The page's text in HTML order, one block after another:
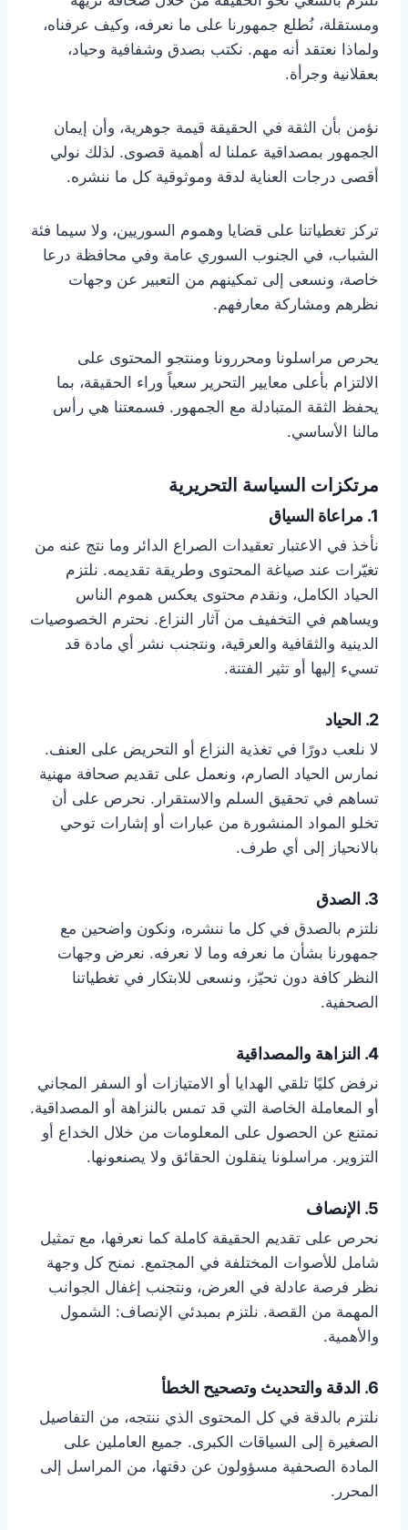
ومستقلة، نُطلع جمهورنا على ما نعرفه، وكيف عرفناه،
ولماذا نعتقد أنه مهم. نكتب بصدق وشفافية وحياد،
بعقلانية وجرأة.
نؤمن بأن الثقة في الحقيقة قيمة جوهرية، وأن إيمان
الجمهور بمصداقية عملنا له أهمية قصوى. لذلك نولي
أقصى درجات العناية لدقة وموثوقية كل ما ننشره.
تركز تغطياتنا على قضايا وهموم السوريين، ولا سيما فئة
الشباب، في الجنوب السوري عامة وفي محافظة درعا
خاصة، ونسعى إلى تمكينهم من التعبير عن وجهات
نظرهم ومشاركة معارفهم.
يحرص مراسلونا ومحررونا ومنتجو المحتوى على
الالتزام بأعلى معايير التحرير سعياً وراء الحقيقة، بما
يحفظ الثقة المتبادلة مع الجمهور. فسمعتنا هي رأس
مالنا الأساسي.
مرتكزات السياسة التحريرية
1. مراعاة السياق
نأخذ في الاعتبار تعقيدات الصراع الدائر وما نتج عنه من
تغيّرات عند صياغة المحتوى وطريقة تقديمه. نلتزم
الحياد الكامل، ونقدم محتوى يعكس هموم الناس
ويساهم في التخفيف من آثار النزاع. نحترم الخصوصيات
الدينية والثقافية والعرقية، ونتجنب نشر أي مادة قد
تسيء إليها أو تثير الفتنة.
2. الحياد
لا نلعب دورًا في تغذية النزاع أو التحريض على العنف.
نمارس الحياد الصارم، ونعمل على تقديم صحافة مهنية
تساهم في تحقيق السلم والاستقرار. نحرص على أن
تخلو المواد المنشورة من عبارات أو إشارات توحي
بالانحياز إلى أي طرف.
3. الصدق
نلتزم بالصدق في كل ما ننشره، ونكون واضحين مع
جمهورنا بشأن ما نعرفه وما لا نعرفه. نعرض وجهات
النظر كافة دون تحيّز، ونسعى للابتكار في تغطياتنا
الصحفية.
4. النزاهة والمصداقية
نرفض كليًا تلقي الهدايا أو الامتيازات أو السفر المجاني
أو المعاملة الخاصة التي قد تمس بالنزاهة أو المصداقية.
نمتنع عن الحصول على المعلومات من خلال الخداع أو
التزوير. مراسلونا ينقلون الحقائق ولا يصنعونها.
5. الإنصاف
نحرص على تقديم الحقيقة كاملة كما نعرفها، مع تمثيل
شامل للأصوات المختلفة في المجتمع. نمنح كل وجهة
نظر فرصة عادلة في العرض، ونتجنب إغفال الجوانب
المهمة من القصة. نلتزم بمبدئي الإنصاف: الشمول
والأهمية.
6. الدقة والتحديث وتصحيح الخطأ
نلتزم بالدقة في كل المحتوى الذي ننتجه، من التفاصيل
الصغيرة إلى السياقات الكبرى. جميع العاملين على
المادة الصحفية مسؤولون عن دقتها، من المراسل إلى
المحرر.